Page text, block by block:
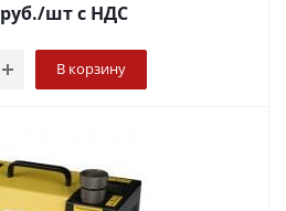
руб./штс НДС
В корзину